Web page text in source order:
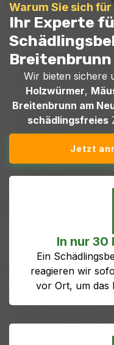
Warum Sie sich
Ihr Experte
Breitenbrunn
Wir bieten sichere
Holzwürmer,
Breitenbrunn am
schädlingsfreies
Jetzt
In nur 30
Ein
reagieren wir
vor Ort, um das